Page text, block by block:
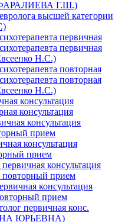
Г.Ш.)
высшей категории
первичная
первичная
Н.С.)
повторная
повторная
Н.С.)
консультация
консультация
консультация
прием
консультация
прием
консультация
повторный прием
консультация
прием
первичная конс.
ЮРЬЕВНА)